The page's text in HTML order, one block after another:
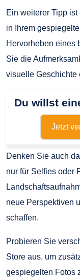
Ein weiterer Tipp
in Ihrem
Hervorheben eines
Sie die
visuelle Geschichte
Du willst
Jetzt
Denken Sie auch
nur für Selfies oder
neue Perspektiven
schaffen.
Probieren Sie
Store aus, um
gespiegelten Fotos